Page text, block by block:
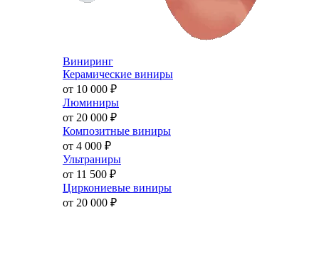
Виниринг
Керамические виниры
от 10 000 ₽
Люминиры
от 20 000 ₽
Композитные виниры
от 4 000 ₽
Ультраниры
от 11 500 ₽
Циркониевые виниры
от 20 000 ₽